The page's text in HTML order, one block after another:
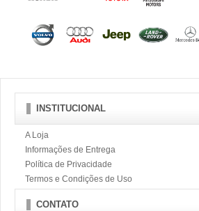
INSTITUCIONAL
A Loja
Informações de Entrega
Política de Privacidade
Termos e Condições de Uso
CONTATO